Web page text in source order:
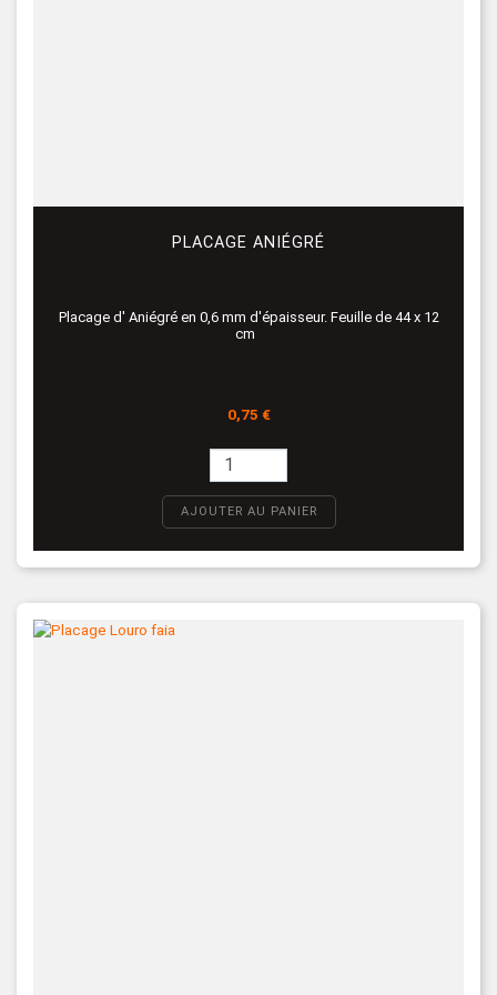
PLACAGE ANIÉGRÉ
Placage d' Aniégré en 0,6 mm d'épaisseur. Feuille de 44 x 12
cm
Prix
0,75 €
AJOUTER AU PANIER